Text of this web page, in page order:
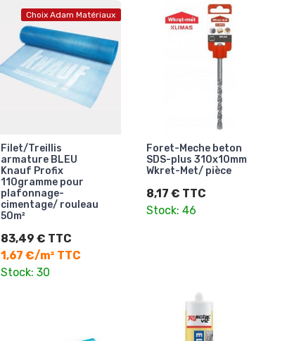
Choix Adam Matériaux
Filet/Treillis
armature BLEU
Knauf Profix
110gramme pour
plafonnage-
cimentage/ rouleau
50m²
83,49 € TTC
1,67 €/m² TTC
Stock: 30
Foret-Meche beton
SDS-plus 310x10mm
Wkret-Met/ pièce
8,17 € TTC
Stock: 46